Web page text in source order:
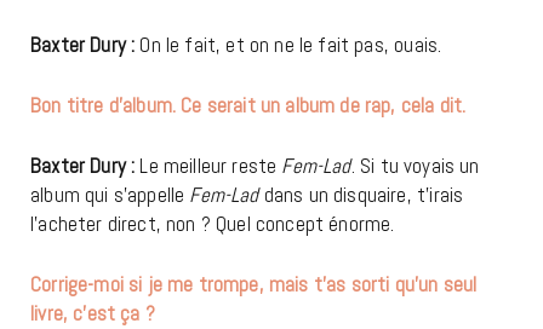
Baxter Dury : On le fait, et on ne le fait pas, ouais.
Bon titre d’album. Ce serait un album de rap, cela dit.
Baxter Dury : Le meilleur reste Fem-Lad. Si tu voyais un
album qui s’appelle Fem-Laddans un disquaire, t’irais
l’acheter direct, non ? Quel concept énorme.
Corrige-moi si je me trompe, mais t’as sorti qu’un seul
livre, c’est ça ?